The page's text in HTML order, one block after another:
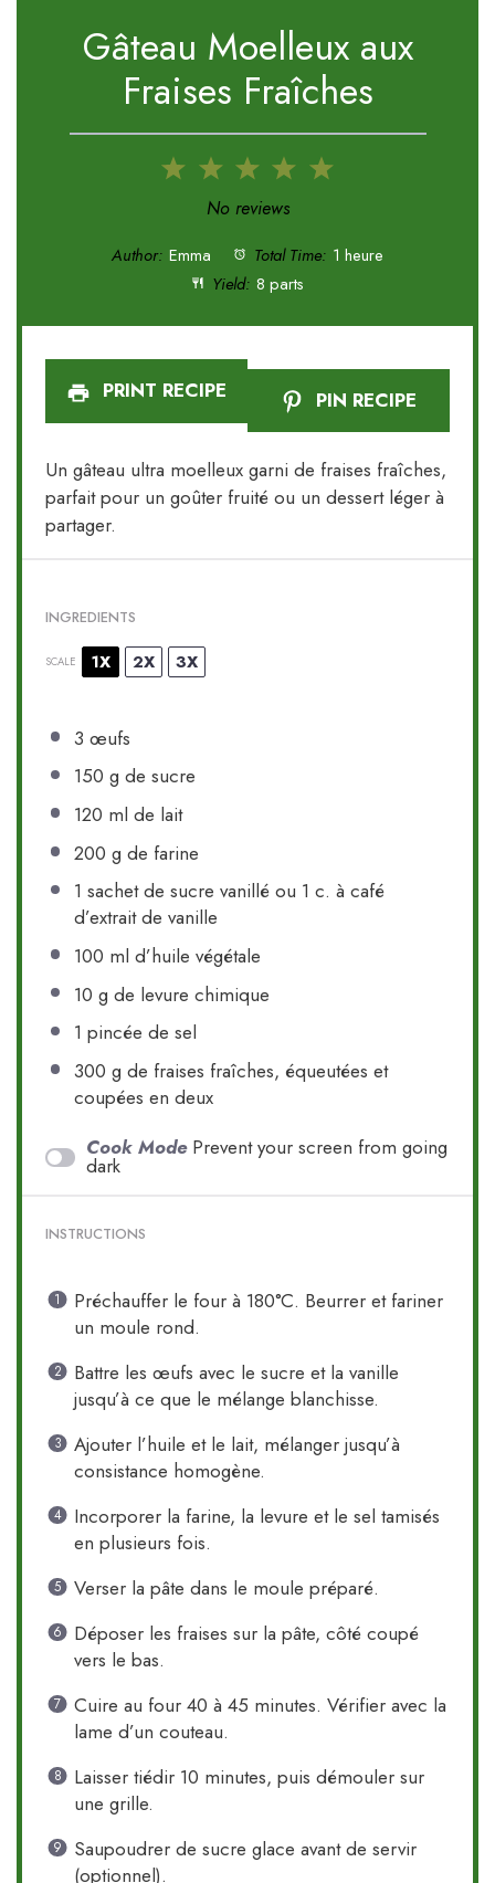
Gâteau Moelleux aux
Fraises Fraîches
5
4
3
Stars
2
Stars
1
Star
No reviews
Author: Emma Total Time: 1 heure
Yield: 8 parts
PRINT RECIPE PIN RECIPE
Un gâteau ultra moelleux garni de fraises fraîches,
parfait pour un goûter fruité ou un dessert léger à
partager.
INGREDIENTS
SCALE 1X 2X 3X
3 œufs
150 g de sucre
120 ml de lait
200 g de farine
1 sachet de sucre vanillé ou 1 c. à café
d’extrait de vanille
100 ml d’huile végétale
10 g de levure chimique
1 pincée de sel
300 g de fraises fraîches, équeutées et
coupées en deux
Cook Mode Prevent your screen from going
dark
INSTRUCTIONS
Préchauffer le four à 180°C. Beurrer et fariner
un moule rond.
Battre les œufs avec le sucre et la vanille
jusqu’à ce que le mélange blanchisse.
Ajouter l’huile et le lait, mélanger jusqu’à
consistance homogène.
Incorporer la farine, la levure et le sel tamisés
en plusieurs fois.
Verser la pâte dans le moule préparé.
Déposer les fraises sur la pâte, côté coupé
vers le bas.
Cuire au four 40 à 45 minutes. Vérifier avec la
lame d’un couteau.
Laisser tiédir 10 minutes, puis démouler sur
une grille.
Saupoudrer de sucre glace avant de servir
(optionnel).